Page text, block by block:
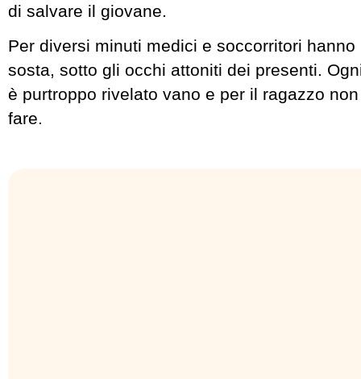
di salvare il giovane.
Per diversi minuti medici e soccorritori
sosta, sotto gli occhi attoniti dei presenti.
è purtroppo rivelato vano e per il ragazzo
fare.